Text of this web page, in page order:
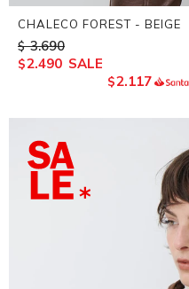
CHALECO FOREST - BEIGE
$ 3.690
$2.490
$2.117